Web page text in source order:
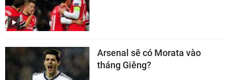
Arsenal sẽ có Morata vào
tháng Giêng?